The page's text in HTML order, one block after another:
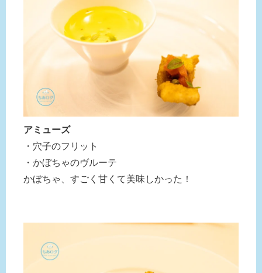
アミューズ
・穴子のフリット
・かぼちゃのヴルーテ
かぼちゃ、すごく甘くて美味しかった！